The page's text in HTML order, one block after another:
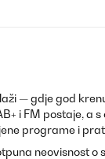
— gdje god
i FM postaje, a
programe i
neovisnost o